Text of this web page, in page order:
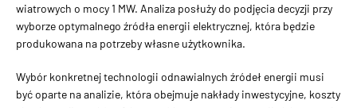
wiatrowych o mocy 1 MW. Analiza posłuży do podjęcia decyzji przy
wyborze optymalnego źródła energii elektrycznej, która będzie
produkowana na potrzeby własne użytkownika.
Wybór konkretnej technologii odnawialnych źródeł energii musi
być oparte na analizie, która obejmuje nakłady inwestycyjne, koszty